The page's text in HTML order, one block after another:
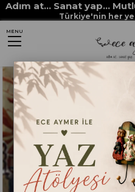
Adım at... Sanat yap...
Türkiye'nin her
MENU
Anasayfa DEKUPAJ KAĞITLARI
ECE AYMER ÖZEL KAĞITLAR EACH DEK.